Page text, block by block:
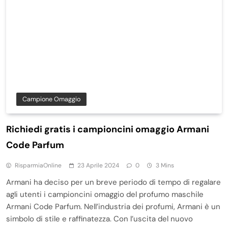
Campione Omaggio
Richiedi gratis i campioncini omaggio Armani
Code Parfum
RisparmiaOnline 23 Aprile 2024 0 3 Mins
Armani ha deciso per un breve periodo di tempo di regalare
agli utenti i campioncini omaggio del profumo maschile
Armani Code Parfum. Nell’industria dei profumi, Armani è un
simbolo di stile e raffinatezza. Con l’uscita del nuovo